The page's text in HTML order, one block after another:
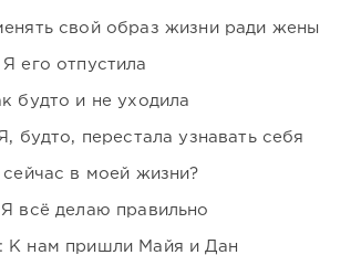
свой образ жизни ради жены
его отпустила
будто и не уходила
будто, перестала узнавать себя
в моей жизни?
всё делаю правильно
К нам пришли Майя и Дан